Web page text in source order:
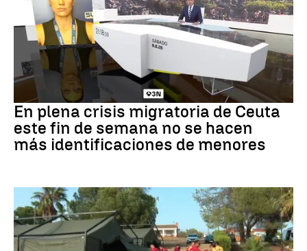
Crisis en Ceuta
En plena crisis migratoria de Ceuta
este fin de semana no se hacen
más identificaciones de menores